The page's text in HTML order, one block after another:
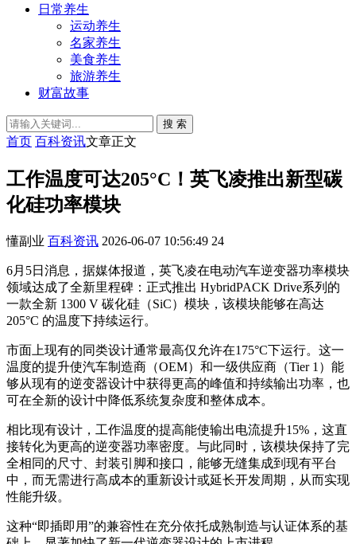
日常养生
运动养生
名家养生
美食养生
旅游养生
财富故事
搜 索
首页 百科资讯文章正文
工作温度可达205°C！英飞凌推出新型碳
化硅功率模块
懂副业 百科资讯 2026-06-07 10:56:49 24
6月5日消息，据媒体报道，英飞凌在电动汽车逆变器功率模块
领域达成了全新里程碑：正式推出 HybridPACK Drive系列的
一款全新 1300 V 碳化硅（SiC）模块，该模块能够在高达
205°C 的温度下持续运行。
市面上现有的同类设计通常最高仅允许在175°C下运行。这一
温度的提升使汽车制造商（OEM）和一级供应商（Tier 1）能
够从现有的逆变器设计中获得更高的峰值和持续输出功率，也
可在全新的设计中降低系统复杂度和整体成本。
相比现有设计，工作温度的提高能使输出电流提升15%，这直
接转化为更高的逆变器功率密度。与此同时，该模块保持了完
全相同的尺寸、封装引脚和接口，能够无缝集成到现有平台
中，而无需进行高成本的重新设计或延长开发周期，从而实现
性能升级。
这种“即插即用”的兼容性在充分依托成熟制造与认证体系的基